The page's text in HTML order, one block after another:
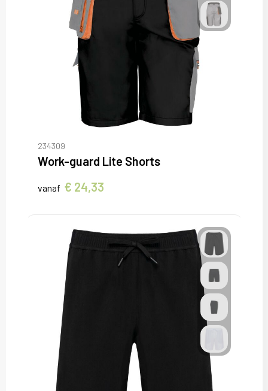
234309
Work-guard Lite Shorts
vanaf € 24,33